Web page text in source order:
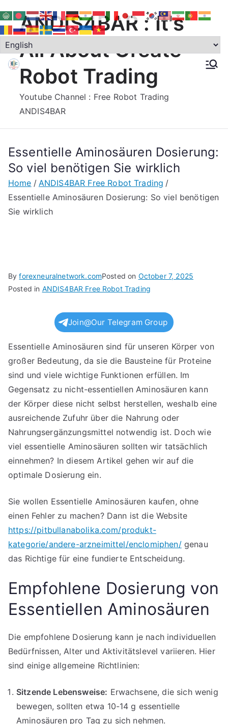
to
contentANDIS4BAR : It's
All About Create
Robot Trading
Youtube Channel : Free Robot Trading
ANDIS4BAR
Essentielle Aminosäuren Dosierung:
So viel benötigen Sie wirklich
Home
ANDIS4BAR Free Robot Trading
Essentielle Aminosäuren Dosierung: So viel benötigen
Sie wirklich
Byforexneuralnetwork.comPosted on October 7, 2025
Posted in ANDIS4BAR Free Robot Trading
Join@Our Telegram Group
Essentielle Aminosäuren sind für unseren Körper von
großer Bedeutung, da sie die Bausteine für Proteine
sind und viele wichtige Funktionen erfüllen. Im
Gegensatz zu nicht-essentiellen Aminosäuren kann
der Körper diese nicht selbst herstellen, weshalb eine
ausreichende Zufuhr über die Nahrung oder
Nahrungsergänzungsmittel notwendig ist. Doch wie
viel essentielle Aminosäuren sollten wir tatsächlich
einnehmen? In diesem Artikel gehen wir auf die
optimale Dosierung ein.
Sie wollen Essentielle Aminosäuren kaufen, ohne
einen Fehler zu machen? Dann ist die Website
https://pitbullanabolika.com/produkt-
kategorie/andere-arzneimittel/enclomiphen/genau
das Richtige für eine fundierte Entscheidung.
Empfohlene Dosierung von
Essentiellen Aminosäuren
Die empfohlene Dosierung kann je nach individuellen
Bedürfnissen, Alter und Aktivitätslevel variieren. Hier
sind einige allgemeine Richtlinien:
Sitzende Lebensweise: Erwachsene, die sich wenig
bewegen, sollten etwa 10-14 g essentielle
Aminosäuren pro Tag zu sich nehmen.